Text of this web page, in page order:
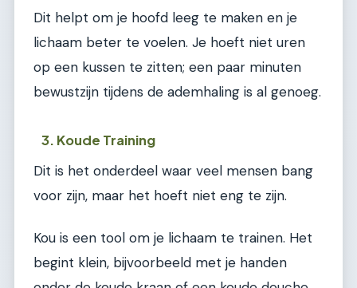
Dit helpt om je hoofd leeg te maken en je
lichaam beter te voelen. Je hoeft niet uren
op een kussen te zitten; een paar minuten
bewustzijn tijdens de ademhaling is al genoeg.
3. Koude Training
Dit is het onderdeel waar veel mensen bang
voor zijn, maar het hoeft niet eng te zijn.
Kou is een tool om je lichaam te trainen. Het
begint klein, bijvoorbeeld met je handen